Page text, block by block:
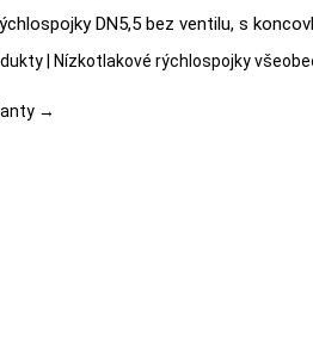
má
viacero
Možnosti
DN5,5 bez ventilu, s
| Nízkotlakové rýchlospojky
→